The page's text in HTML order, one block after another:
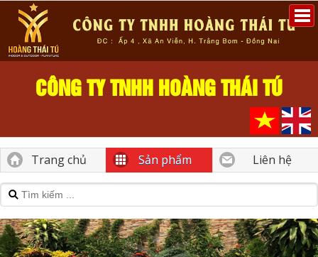
CÔNG TY TNHH HOÀNG THÁI TÚ
Trang chủ Sản phẩm Liên hệ